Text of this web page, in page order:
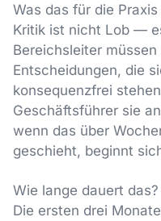
Was das für die
Kritik ist nicht Lob —
Bereichsleiter
Entscheidungen, die
konsequenzfrei
Geschäftsführer sie
wenn das über
geschieht, beginnt
Wie lange dauert
Die ersten drei